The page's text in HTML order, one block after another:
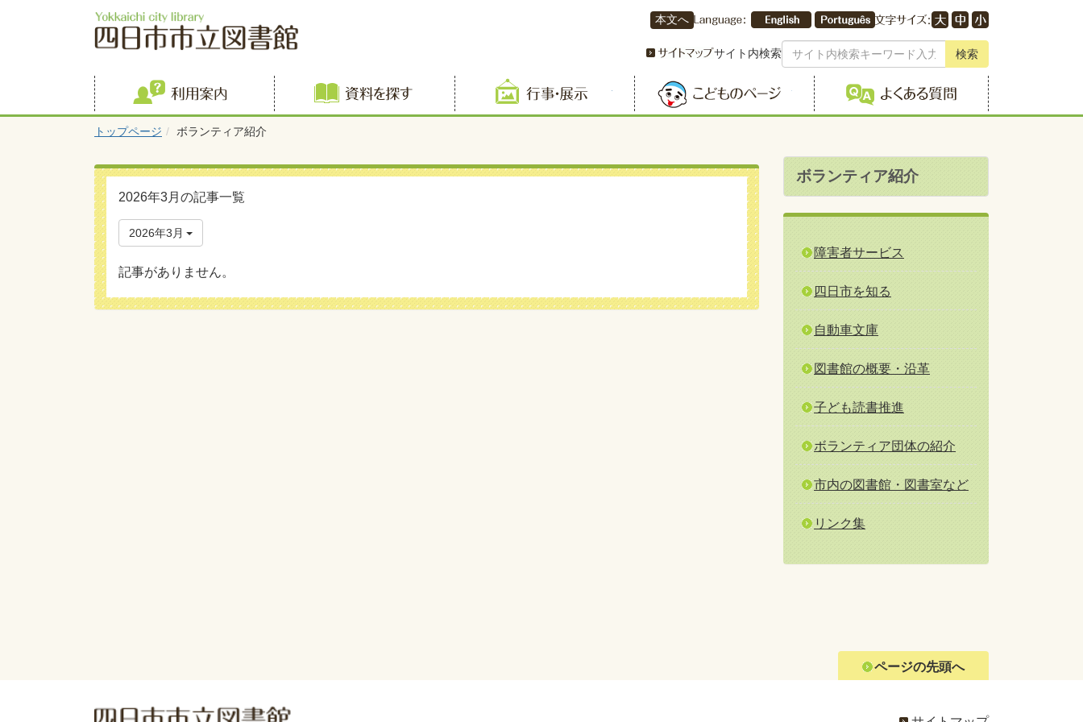
本文へ
サイト内検索 検索
利用案内 資料を探す 行事・展示 こどものページ よくある質問
トップページ ボランティア紹介
2026年3月の記事一覧
2026年3月
記事がありません。
ボランティア紹介
障害者サービス
四日市を知る
自動車文庫
図書館の概要・沿革
子ども読書推進
ボランティア団体の紹介
市内の図書館・図書室など
リンク集
ページの先頭へ